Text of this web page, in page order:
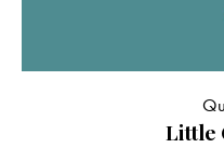
Little